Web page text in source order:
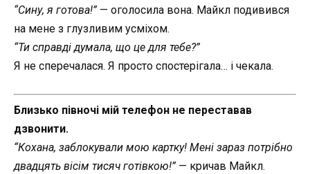
“Сину, я готова!” — оголосила вона. Майкл подивився
на мене з глузливим усміхом.
“Ти справді думала, що це для тебе?”
Я не сперечалася. Я просто спостерігала… і чекала.
Близько півночі мій телефон не переставав
дзвонити.
“Кохана, заблокували мою картку! Мені зараз потрібно
двадцять вісім тисяч готівкою!” — кричав Майкл.